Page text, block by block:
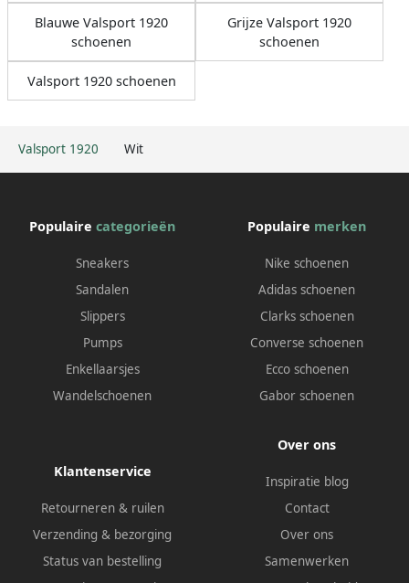
Valsport 1920 Wit
Blauwe Valsport 1920
schoenen
Grijze Valsport 1920
schoenen
Valsport 1920 schoenen
Populaire categorieën
Sneakers
Sandalen
Slippers
Pumps
Enkellaarsjes
Wandelschoenen
Populaire merken
Nike schoenen
Adidas schoenen
Clarks schoenen
Converse schoenen
Ecco schoenen
Gabor schoenen
Klantenservice
Retourneren & ruilen
Verzending & bezorging
Status van bestelling
Over ons
Inspiratie blog
Contact
Over ons
Samenwerken